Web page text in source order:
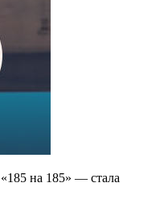
на 185» — стала